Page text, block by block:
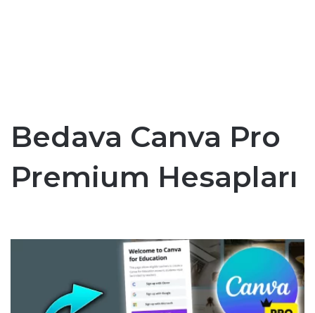
Bedava Canva Pro
Premium Hesapları